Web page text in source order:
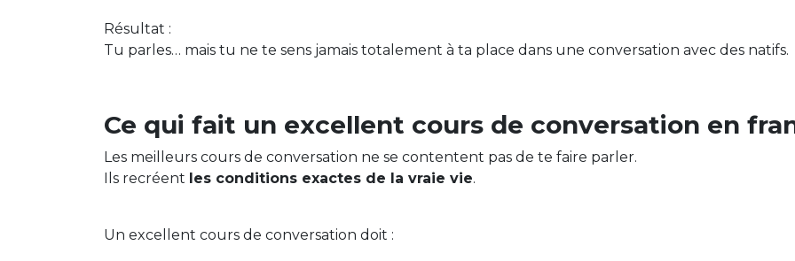
Résultat :
Tu parles… mais tu ne te sens jamais totalement à ta place dans une conversation avec des natifs.
Ce qui fait un excellent cours de conversation en
Les meilleurs cours de conversation ne se contentent pas de te faire parler.
Ils recréent les conditions exactes de la vraie vie.
Un excellent cours de conversation doit :